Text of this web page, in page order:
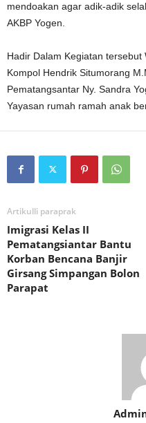
mendoakan agar adik-adik
AKBP Yogen.
Hadir Dalam Kegiatan
Kompol Hendrik Situmorang
Pematangsantar Ny. Sandra
Yayasan rumah ramah anak
Artikulli paraprak
Imigrasi Kelas II
Pematangsiantar Bantu
Korban Bencana Banjir
Girsang Simpangan Bolon
Parapat